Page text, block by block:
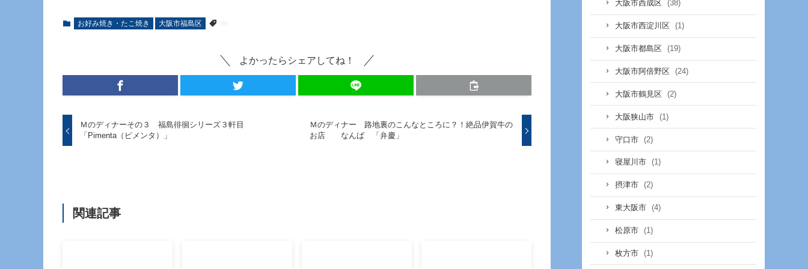
お好み焼き・たこ焼き 大阪市福島区
よかったらシェアしてね！
Ｍのディナーその３ 福島徘徊シリーズ３軒目
「Pimenta（ピメンタ）」
Ｍのディナー 路地裏のこんなところに？！絶品伊賀牛の
お店 なんば 「弁慶」
関連記事
大阪市西成区 (38)
大阪市西淀川区 (1)
大阪市都島区 (19)
大阪市阿倍野区 (24)
大阪市鶴見区 (2)
大阪狭山市 (1)
守口市 (2)
寝屋川市 (1)
摂津市 (2)
東大阪市 (4)
松原市 (1)
枚方市 (1)